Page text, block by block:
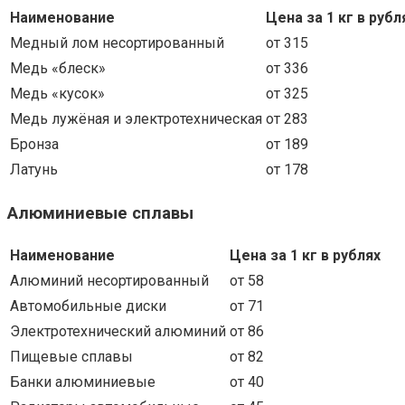
Наименование
Цена за 1 кг в
Медный лом несортированный
от 315
Медь «блеск»
от 336
Медь «кусок»
от 325
Медь лужёная и электротехническая от 283
Бронза
от 189
Латунь
от 178
Алюминиевые сплавы
Наименование
Цена за 1 кг в рублях
Алюминий несортированный
от 58
Автомобильные диски
от 71
Электротехнический алюминий от 86
Пищевые сплавы
от 82
Банки алюминиевые
от 40